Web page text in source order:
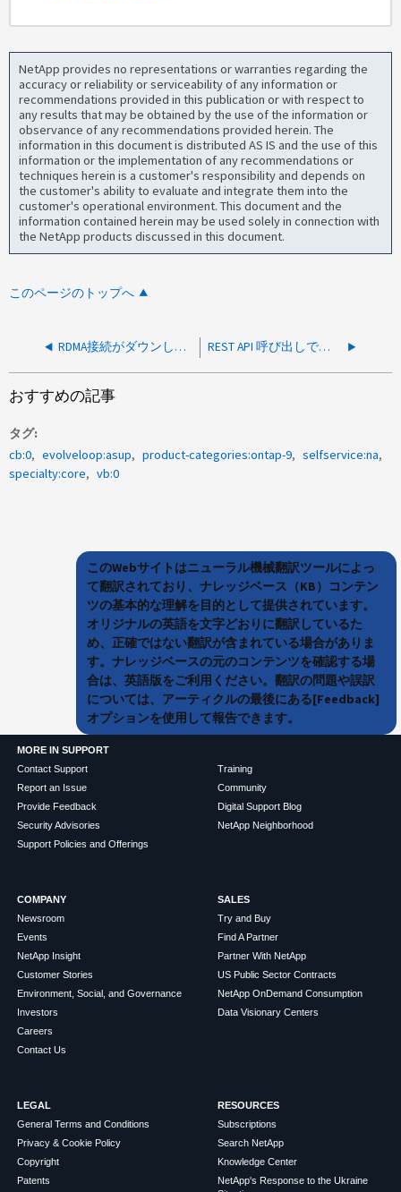
NetApp provides no representations or warranties regarding the
accuracy or reliability or serviceability of any information or
recommendations provided in this publication or with respect to
any results that may be obtained by the use of the information or
observance of any recommendations provided herein. The
information in this document is distributed AS IS and the use of this
information or the implementation of any recommendations or
techniques herein is a customer's responsibility and depends on
the customer's ability to evaluate and integrate them into the
customer's operational environment. This document and the
information contained herein may be used solely in connection with
the NetApp products discussed in this document.
このページのトップへ
RDMA接続がダウンしています REST API 呼び出しでは、既存のボリュームがすべて返されるわけではありません
おすすめの記事
タグ
cb:0
evolveloop:asup product-categories:ontap-9
selfservice:na
specialty:core
vb:0
このWebサイトはニューラル機械翻訳ツールによっ
て翻訳されており、ナレッジベース（KB）コンテン
ツの基本的な理解を目的として提供されています。
オリジナルの英語を文字どおりに翻訳しているた
め、正確ではない翻訳が含まれている場合がありま
す。ナレッジベースの元のコンテンツを確認する場
合は、英語版をご利用ください。翻訳の問題や誤訳
については、アーティクルの最後にある[Feedback]
オプションを使用して報告できます。
MORE IN SUPPORT
Contact Support
Report an Issue
Provide Feedback
Security Advisories
Support Policies and Offerings
Training
Community
Digital Support Blog
NetApp Neighborhood
COMPANY
Newsroom
Events
NetApp Insight
Customer Stories
Environment, Social, and Governance
Investors
Careers
Contact Us
SALES
Try and Buy
Find A Partner
Partner With NetApp
US Public Sector Contracts
NetApp OnDemand Consumption
Data Visionary Centers
LEGAL
General Terms and Conditions
Privacy & Cookie Policy
Copyright
Patents
RESOURCES
Subscriptions
Search NetApp
Knowledge Center
NetApp's Response to the Ukraine